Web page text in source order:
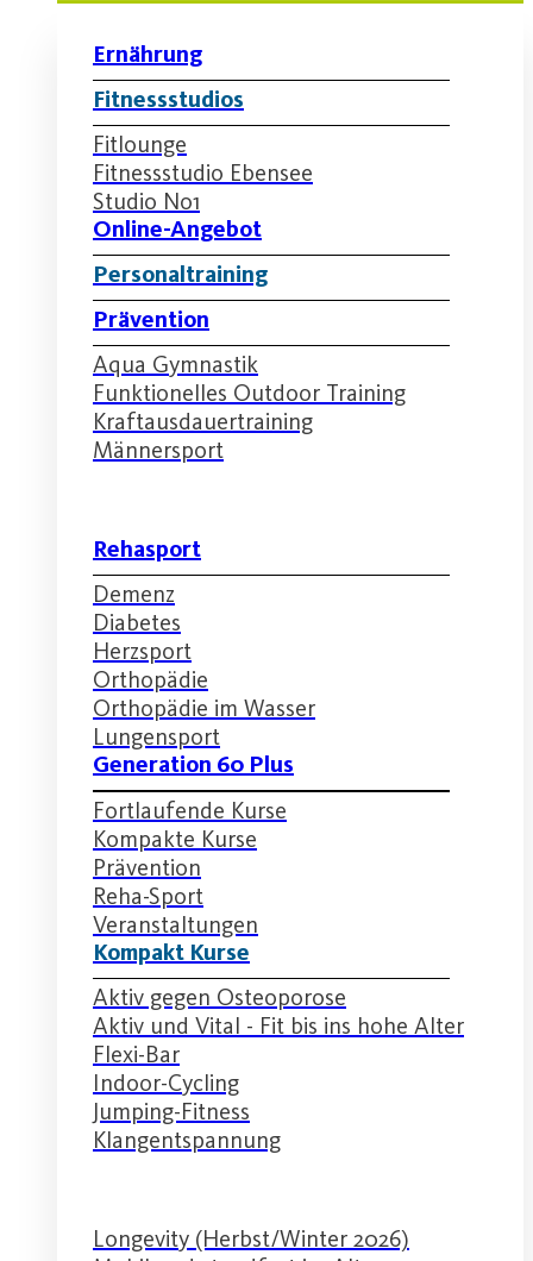
Ernährung
Fitnessstudios
Fitlounge
Fitnessstudio Ebensee
Studio No1
Online-Angebot
Personaltraining
Prävention
Aqua Gymnastik
Funktionelles Outdoor Training
Kraftausdauertraining
Männersport
Rehasport
Demenz
Diabetes
Herzsport
Orthopädie
Orthopädie im Wasser
Lungensport
Generation 60 Plus
Fortlaufende Kurse
Kompakte Kurse
Prävention
Reha-Sport
Veranstaltungen
Kompakt Kurse
Aktiv gegen Osteoporose
Aktiv und Vital - Fit bis ins hohe Alter
Flexi-Bar
Indoor-Cycling
Jumping-Fitness
Klangentspannung
Longevity (Herbst/Winter 2026)